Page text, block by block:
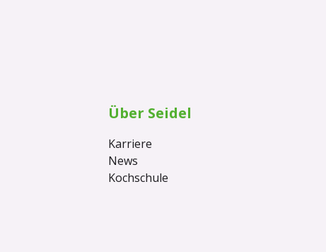
Über Seidel
Karriere
News
Kochschule